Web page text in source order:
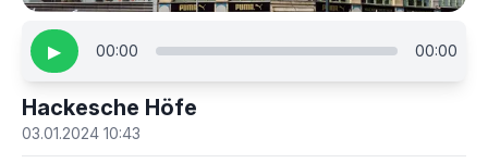
▶ 00:00 00:00
Hackesche Höfe
03.01.2024 10:43